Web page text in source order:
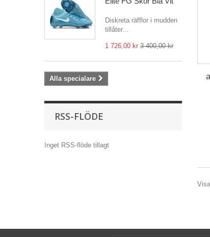
Diskreta räfflor i mudden
tillåter...
1 726,00 kr 3 400,00 kr
Alla specialare
RSS-FLÖDE
Inget RSS-flöde tillagt